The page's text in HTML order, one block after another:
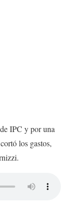
IPC y por una
los gastos,